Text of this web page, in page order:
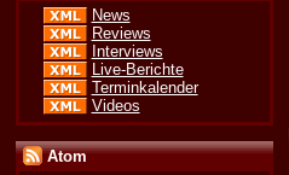
News
Reviews
Interviews
Live-Berichte
Terminkalender
Videos
Atom